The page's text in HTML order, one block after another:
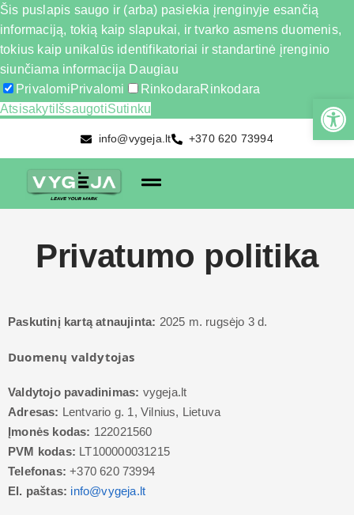
Šis puslapis saugo ir (arba) pasiekia įrenginyje esančią
informaciją, tokią kaip slapukai, ir tvarko asmens duomenis,
tokius kaip unikalūs identifikatoriai ir standartinė įrenginio
siunčiama informacija Daugiau
PrivalomiPrivalomi RinkodaraRinkodara
Atsisakyti IšsaugotiSutinku
info@vygeja.lt +370 620 73994
Privatumo politika
Paskutinį kartą atnaujinta: 2025 m. rugsėjo 3 d.
Duomenų valdytojas
Valdytojo pavadinimas: vygeja.lt
Adresas: Lentvario g. 1, Vilnius, Lietuva
Įmonės kodas: 122021560
PVM kodas: LT100000031215
Telefonas: +370 620 73994
El. paštas: info@vygeja.lt